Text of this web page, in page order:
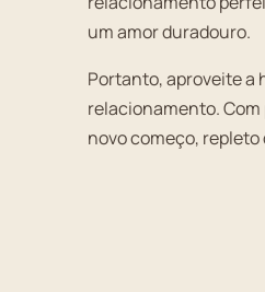
um amor duradouro.
Portanto, aproveite a
relacionamento.
novo começo,